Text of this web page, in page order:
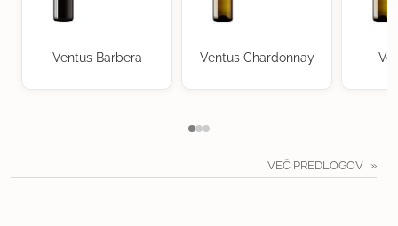
Ventus Barbera Ventus Chardonnay
VEČ PREDLOGOV